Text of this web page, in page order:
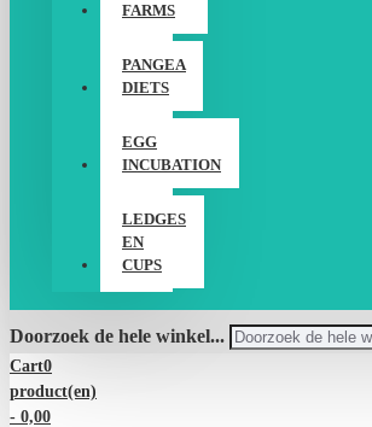
FARMS
PANGEA
DIETS
EGG
INCUBATION
LEDGES
EN
CUPS
Doorzoek de hele winkel...
Cart0
product(en)
- 0,00